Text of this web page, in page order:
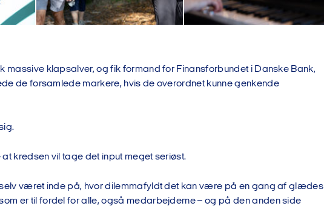
massive klapsalver, og fik formand for Finansforbundet i Danske Bank,
de forsamlede markere, hvis de overordnet kunne genkende
at kredsen vil tage det input meget seriøst.
selv været inde på, hvor dilemmafyldt det kan være på en gang af glædes
er til fordel for alle, også medarbejderne – og på den anden side